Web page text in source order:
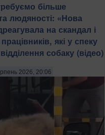
більше
людяності: «Нова
на скандал і
які у спеку
собаку (відео)
2026, 20:06